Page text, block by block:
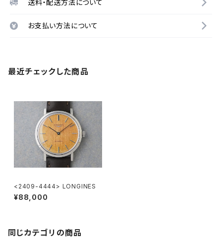
送料・配送方法について
お支払い方法について
最近チェックした商品
<2409-4444> LONGINES
¥88,000
同じカテゴリの商品